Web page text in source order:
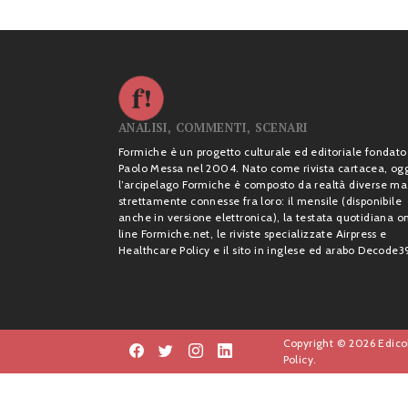
ANALISI, COMMENTI, SCENARI
Formiche è un progetto culturale ed editoriale fondato
Paolo Messa nel 2004. Nato come rivista cartacea,
l’arcipelago Formiche è composto da realtà diverse ma
strettamente connesse fra loro: il mensile (disponibile
anche in versione elettronica), la testata quotidiana
line Formiche.net, le riviste specializzate Airpress e
Healthcare Policy e il sito in inglese ed arabo
Copyright © 2026
Policy.